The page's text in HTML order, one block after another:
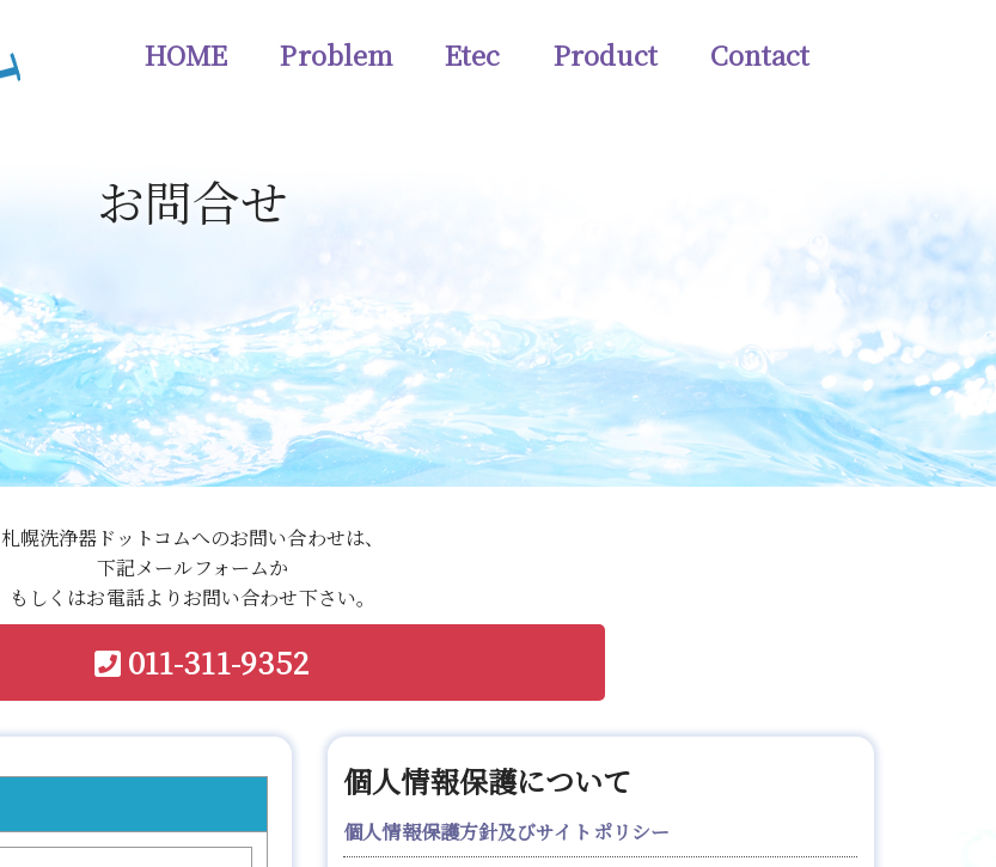
HOME Problem Etec Product Contact
お問合せ
札幌洗浄器ドットコムへのお問い合わせは、
下記メールフォームか
もしくはお電話よりお問い合わせ下さい。
011-311-9352
個人情報保護について
個人情報保護方針及びサイトポリシー